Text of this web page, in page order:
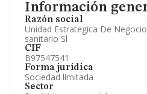
Información
Razón social
Unidad Estrategica De
sanitario Sl
CIF
B97547541
Forma jurídica
Sociedad limitada
Sector
Artículos de prensa
Información oficial y